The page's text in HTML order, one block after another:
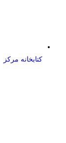
کتابخانه مرکز